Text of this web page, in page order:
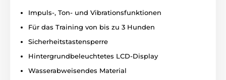
Sie
bis zu 3 Hunde
gleichzeitig
zwei Empfänger kaufen. Dann schalten Sie
zwischen den Hunden mit der Taste auf dem
Impuls-, Ton- und Vibrationsfunktionen
Für das Training von bis zu 3 Hunden
Sicherheitstastensperre
Hintergrundbeleuchtetes LCD-Display
Wasserabweisendes Material